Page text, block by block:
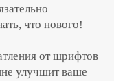
что нового!
от шрифтов
улучшит ваше